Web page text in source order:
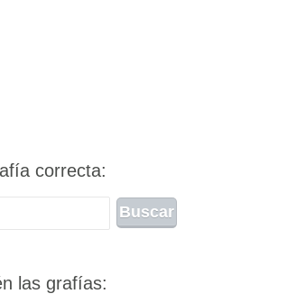
correcta:
las grafías: